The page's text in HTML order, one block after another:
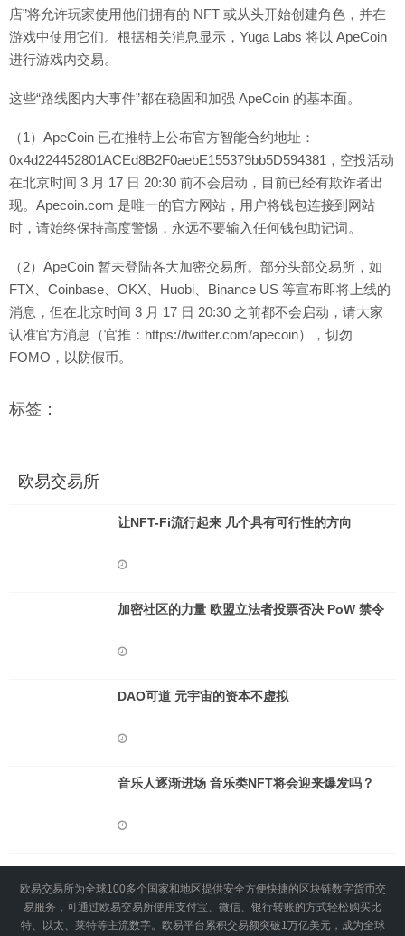
店”将允许玩家使用他们拥有的 NFT 或从头开始创建角色，并在
游戏中使用它们。根据相关消息显示，Yuga Labs 将以 ApeCoin
进行游戏内交易。
这些“路线图内大事件”都在稳固和加强 ApeCoin 的基本面。
（1）ApeCoin 已在推特上公布官方智能合约地址：
0x4d224452801ACEd8B2F0aebE155379bb5D594381，空投活动
在北京时间 3 月 17 日 20:30 前不会启动，目前已经有欺诈者出
现。Apecoin.com 是唯一的官方网站，用户将钱包连接到网站
时，请始终保持高度警惕，永远不要输入任何钱包助记词。
（2）ApeCoin 暂未登陆各大加密交易所。部分头部交易所，如
FTX、Coinbase、OKX、Huobi、Binance US 等宣布即将上线的
消息，但在北京时间 3 月 17 日 20:30 之前都不会启动，请大家
认准官方消息（官推：https://twitter.com/apecoin），切勿
FOMO，以防假币。
标签：
欧易交易所
让NFT-Fi流行起来 几个具有可行性的方向
加密社区的力量 欧盟立法者投票否决 PoW 禁令
DAO可道 元宇宙的资本不虚拟
音乐人逐渐进场 音乐类NFT将会迎来爆发吗？
欧易交易所为全球100多个国家和地区提供安全方便快捷的区块链数字货币交
易服务，可通过欧易交易所使用支付宝、微信、银行转账的方式轻松购买比
特、以太、莱特等主流数字。欧易平台累积交易额突破1万亿美元，成为全球